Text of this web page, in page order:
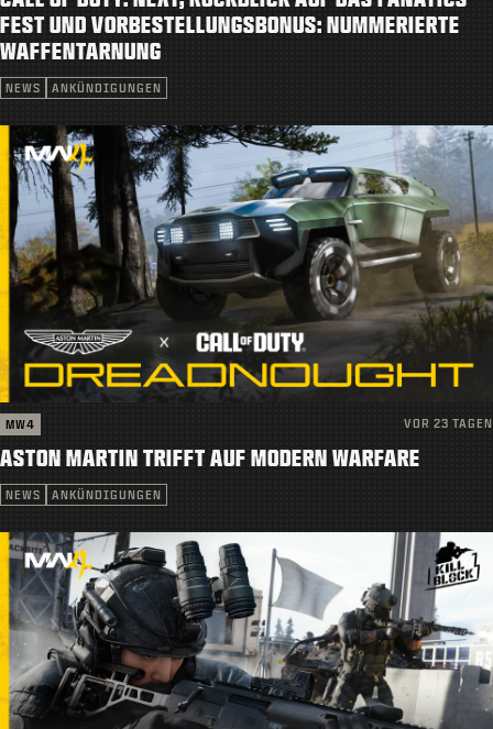
KUNDENDIENST
ANMELDEN |JETZT REGISTRIEREN
FEST UND VORBESTELLUNGSBONUS: NUMMERIERTE
WAFFENTARNUNG
NEWS ANKÜNDIGUNGEN
MW4 VOR 23 TAGEN
ASTON MARTIN TRIFFT AUF MODERN WARFARE
NEWS ANKÜNDIGUNGEN